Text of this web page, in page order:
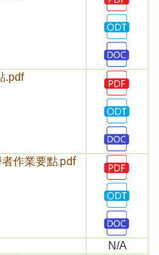
.pdf
作業要點.pdf
N/A